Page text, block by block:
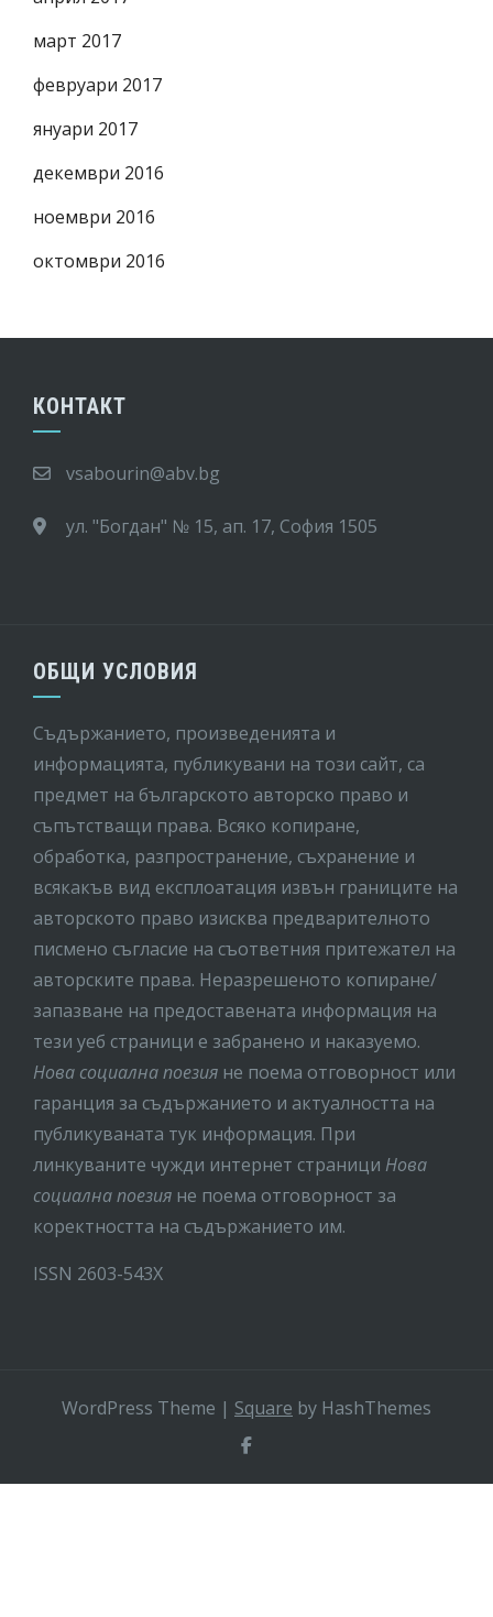
март 2017
февруари 2017
януари 2017
декември 2016
ноември 2016
октомври 2016
КОНТАКТ
vsabourin@abv.bg
ул. "Богдан" № 15, ап. 17, София 1505
ОБЩИ УСЛОВИЯ
Съдържанието, произведенията и
информацията, публикувани на този сайт, са
предмет на бългaрското авторско право и
съпътстващи права. Всяко копиране,
обработка, разпространение, съхранение и
всякакъв вид експлоатация извън границите на
авторското право изисква предварителното
писмено съгласие на съответния притежател на
авторските права. Неразрешеното копиране/
запазване на предоставената информация на
тези уеб страници е забранено и наказуемо.
Нова социална поезия не поема отговорност или
гаранция за съдържанието и актуалността на
публикуваната тук информация. При
линкуваните чужди интернет страници Нова
социална поезия не поема отговорност за
коректността на съдържанието им.
ISSN 2603-543X
WordPress Theme | Square by HashThemes